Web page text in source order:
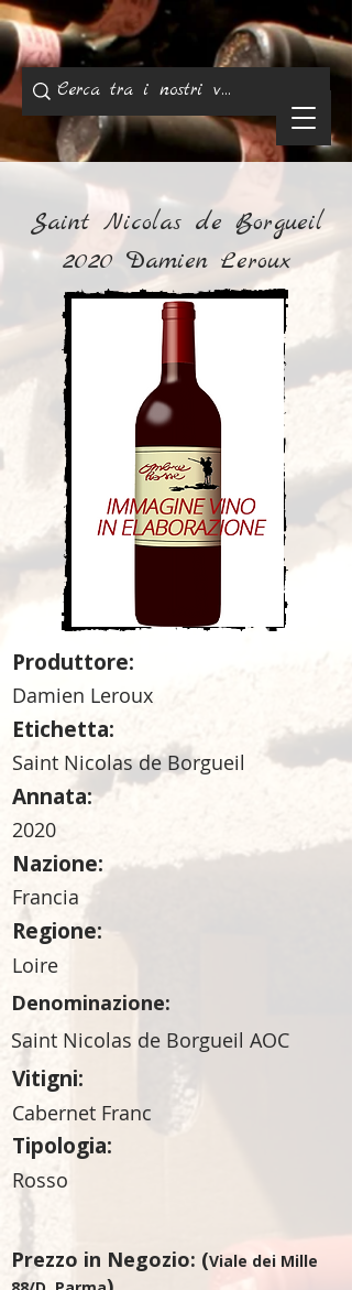
Saint Nicolas de Borgueil
2020 Damien Leroux
Produttore:
Damien Leroux
Etichetta:
Saint Nicolas de Borgueil
Annata:
2020
Nazione:
Francia
Regione:
Loire
Denominazione:
Saint Nicolas de Borgueil AOC
Vitigni:
Cabernet Franc
Tipologia:
Rosso
Prezzo in Negozio: (Viale dei Mille